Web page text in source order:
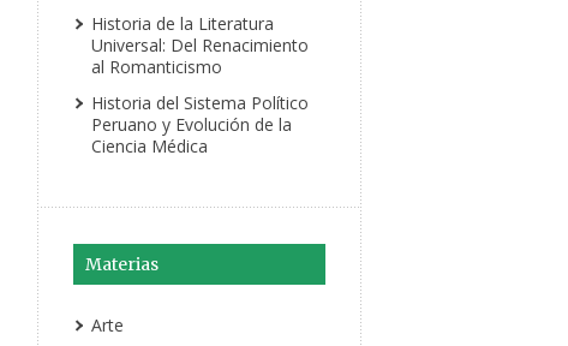
Historia de la Literatura
Universal: Del Renacimiento
al Romanticismo
Historia del Sistema Político
Peruano y Evolución de la
Ciencia Médica
Materias
Arte